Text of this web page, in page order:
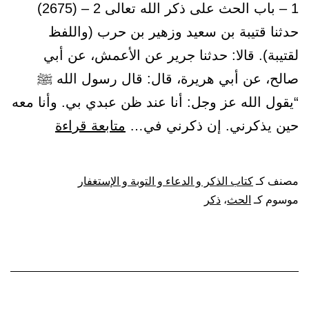
1 – باب الحث على ذكر الله تعالى 2 – (2675)
حدثنا قتيبة بن سعيد وزهير بن حرب (واللفظ
لقتيبة). قالا: حدثنا جرير عن الأعمش، عن أبي
صالح، عن أبي هريرة، قال: قال رسول الله ﷺ
“يقول الله عز وجل: أنا عند ظن عبدي بي. وأنا معه
حين يذكرني. إن ذكرني في… متابعة قراءة
مصنف كـكتاب الذكر و الدعاء و التوبة و الإستغفار
موسوم كـ الحث، ذكر